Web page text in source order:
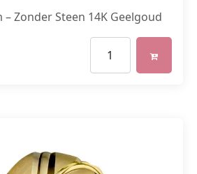
– Zonder Steen 14K Geelgoud